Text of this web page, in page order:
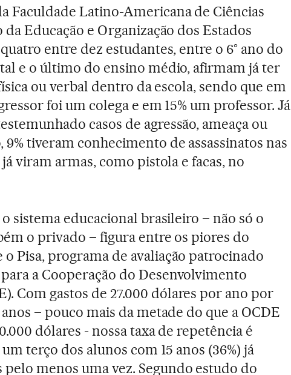
Faculdade Latino-Americana de Ciências
Educação e Organização dos Estados
entre dez estudantes, entre o 6° ano do
e o último do ensino médio, afirmam já ter
ou verbal dentro da escola, sendo que em
foi um colega e em 15% um professor. Já
casos de agressão, ameaça ou
tiveram conhecimento de assassinatos nas
já viram armas, como pistola e facas, no
sistema educacional brasileiro – não só o
o privado – figura entre os piores do
Pisa, programa de avaliação patrocinado
a Cooperação do Desenvolvimento
Com gastos de 27.000 dólares por ano por
– pouco mais da metade do que a OCDE
dólares - nossa taxa de repetência é
terço dos alunos com 15 anos (36%) já
menos uma vez. Segundo estudo do